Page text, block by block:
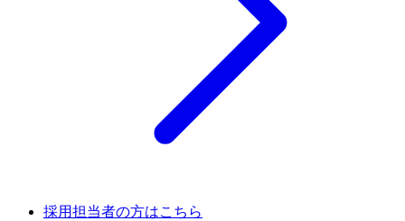
採用担当者の方はこちら